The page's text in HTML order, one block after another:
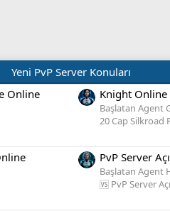
Yeni PvP Server Konuları
Online
Knight Online
Başlatan Agent
20 Cap Silkroad
PvP Server
Başlatan Agent
🆚 PvP Server